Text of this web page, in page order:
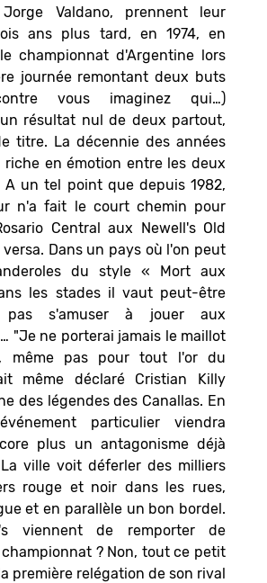
Valdano, prennent leur
ans plus tard, en 1974, en
championnat d'Argentine lors
journée remontant deux buts
vous imaginez qui…)
résultat nul de deux partout,
titre. La décennie des années
riche en émotion entre les deux
A un tel point que depuis 1982,
n'a fait le court chemin pour
Central aux Newell's Old
Dans un pays où l'on peut
du style « Mort aux
les stades il vaut peut-être
s'amuser à jouer aux
"Je ne porterai jamais le maillot
même pas pour tout l'or du
même déclaré Cristian Killy
des légendes des Canallas. En
particulier viendra
plus un antagonisme déjà
ville voit déferler des milliers
rouge et noir dans les rues,
et en parallèle un bon bordel.
viennent de remporter de
? Non, tout ce petit
première relégation de son rival